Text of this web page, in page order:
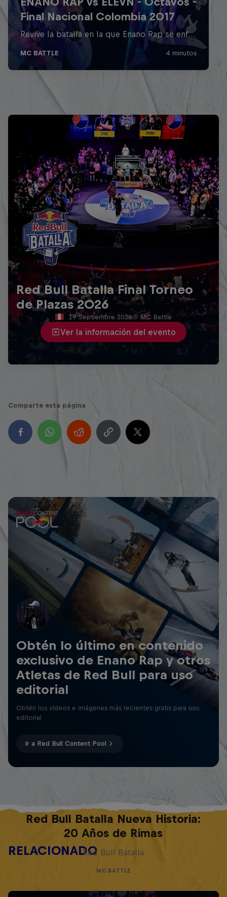
Red Bull Batalla Final Torneo
de Plazas 2026
Ver la información del evento
19 Septiembre 2026 · MC Battle
Comparte esta página
Obtén lo último en contenido
exclusivo de Enano Rap y otros
Atletas de Red Bull para uso
editorial
Obtén los vídeos e imágenes más recientes gratis para uso
editorial
Ir a Red Bull Content Pool
RELACIONADO
Red Bull Batalla Nueva Historia:
20 Años de Rimas
Red Bull Batalla
MC BATTLE